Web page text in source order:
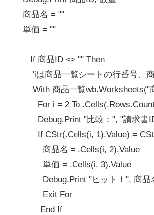
    商品名 = ""
    単価 = ""
       If 商品ID <> "" Then
'iは商品一覧シートの行番
With 商品一覧wb.Worksheets("
For i = 2 To
Debug.Print "比較：", "請求
If CStr(.Cells(i, 1).Value) =
            商品名 = .Cells(i, 2).Value
            単価 = .Cells(i, 3).Value
Debug.Print "ヒット！", 商
            Exit For
           End If